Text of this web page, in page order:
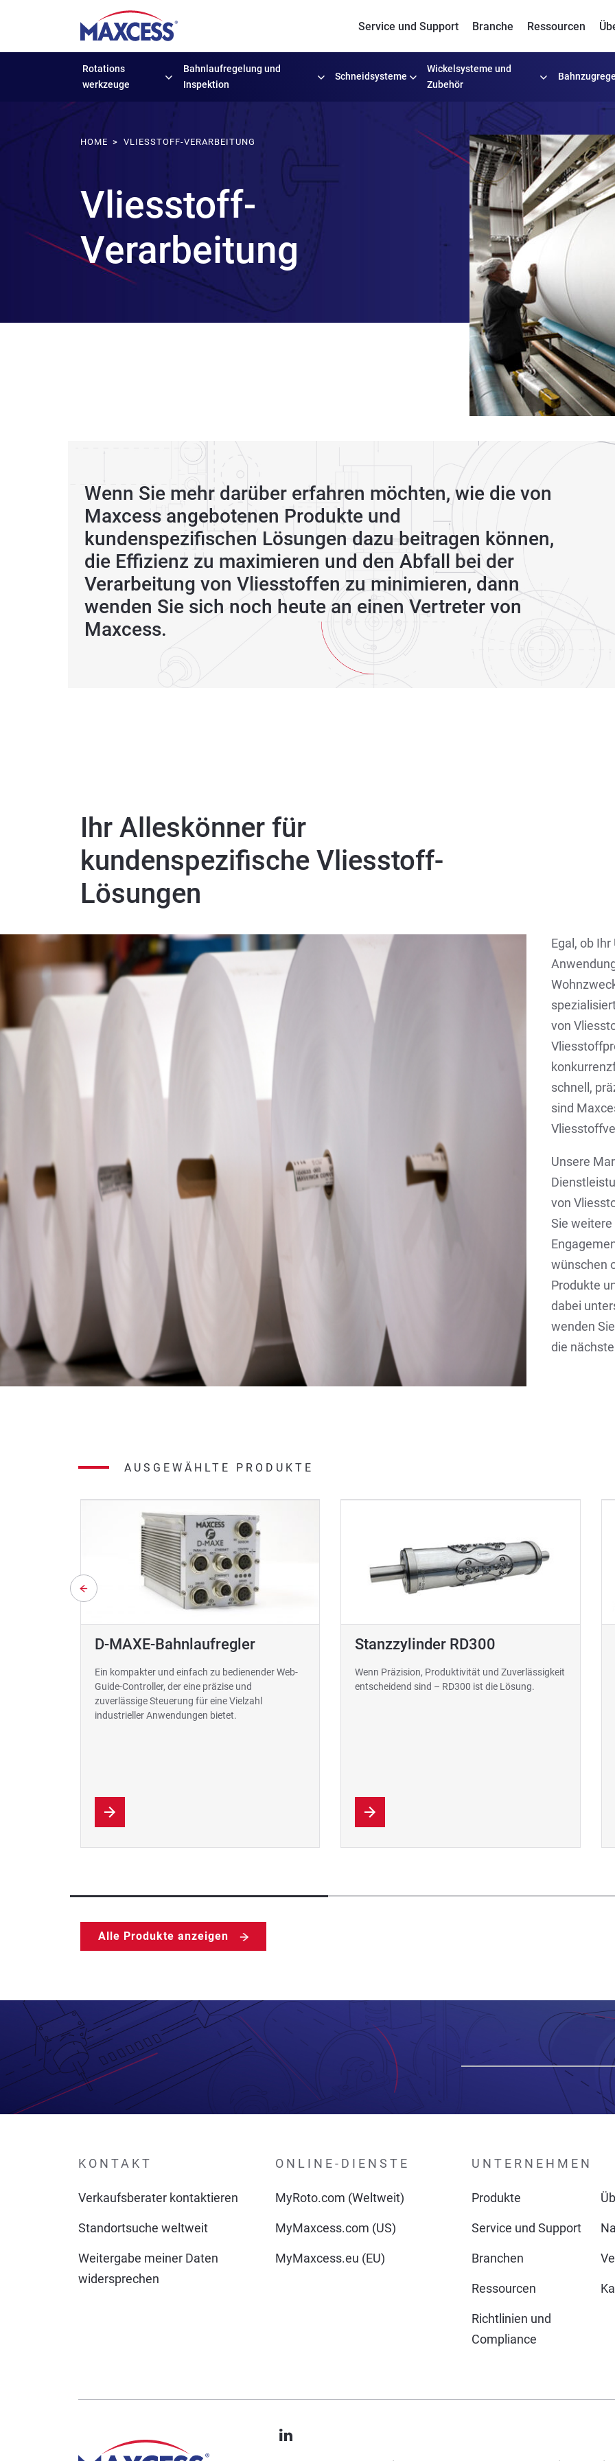
Service und Support Branche Ressourcen
Rotations
werkzeuge
Bahnlaufregelung und
Inspektion
Schneidsysteme
Wickelsysteme und
Zubehör
HOME VLIESSTOFF-VERARBEITUNG
Vliesstoff-
Verarbeitung
Wenn Sie mehr darüber erfahren möchten, wie die von
Maxcess angebotenen Produkte und
kundenspezifischen Lösungen dazu beitragen können,
die Effizienz zu maximieren und den Abfall bei der
Verarbeitung von Vliesstoffen zu minimieren, dann
wenden Sie sich noch heute an einen Vertreter von
Maxcess.
Ihr Alleskönner für
kundenspezifische Vliesstoff-
Lösungen
Egal, ob
von
schnell,
sind
Unsere
von
Sie
wünschen
Produkte
dabei
wenden
die
AUSGEWÄHLTE PRODUKTE
D-MAXE-Bahnlaufregler
Ein kompakter und einfach zu bedienender Web-
Guide-Controller, der eine präzise und
zuverlässige Steuerung für eine Vielzahl
industrieller Anwendungen bietet.
Stanzzylinder RD300
Wenn Präzision, Produktivität und Zuverlässigkeit
entscheidend sind – RD300 ist die Lösung.
Alle Produkte anzeigen
KONTAKT
Verkaufsberater kontaktieren
Standortsuche weltweit
Weitergabe meiner Daten
widersprechen
ONLINE-DIENSTE
MyRoto.com (Weltweit)
MyMaxcess.com (US)
MyMaxcess.eu (EU)
UNTERNEHMEN
Produkte
Service und Support
Branchen
Ressourcen
Richtlinien und
Compliance